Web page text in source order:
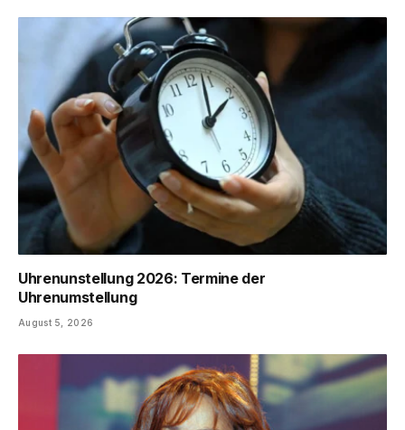
Uhrenunstellung 2026: Termine der
Uhrenumstellung
August 5, 2026